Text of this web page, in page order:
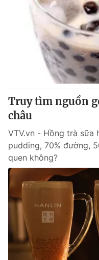
VTV Money
VTV Sức khoẻ
Thị trường 24h
VTV4
VTV9
Liên hệ tòa soạn
THỜI BÁO VTV
Theo dõi báo trên
Truy tìm nguồn
châu
VTV.vn - Hồng trà sữa
pudding, 70% đường,
quen không?